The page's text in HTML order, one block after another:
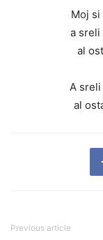
Moj
a sreli
al
A
al
Previous article